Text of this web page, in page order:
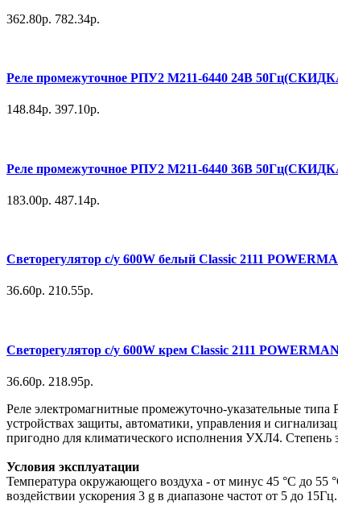
362.80р. 782.34р.
Реле промежуточное РПУ2 М211-6440 24В
148.84р. 397.10р.
Реле промежуточное РПУ2 М211-6440 36В
183.00р. 487.14р.
Светорегулятор с/у 600W белый Classic 2111
36.60р. 210.55р.
Светорегулятор с/у 600W крем Classic 2111
36.60р. 218.95р.
Реле электромагнитные промежуточно-указательные
устройствах защиты, автоматики, управления и
пригодно для климатического исполнения УХЛ4.
Условия эксплуатации
Температура окружающего воздуха - от минус 45 °С до 55
воздействии ускорения 3 g в диапазоне частот от 5 до